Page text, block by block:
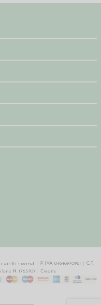
riservati | P. IVA 04646970964 | C.F.
N. 1763707 | Credits